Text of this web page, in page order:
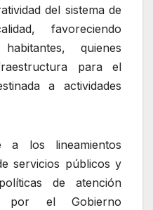
del sistema de
favoreciendo
quienes
para el
a actividades
a los lineamientos
servicios públicos y
de atención
por el Gobierno